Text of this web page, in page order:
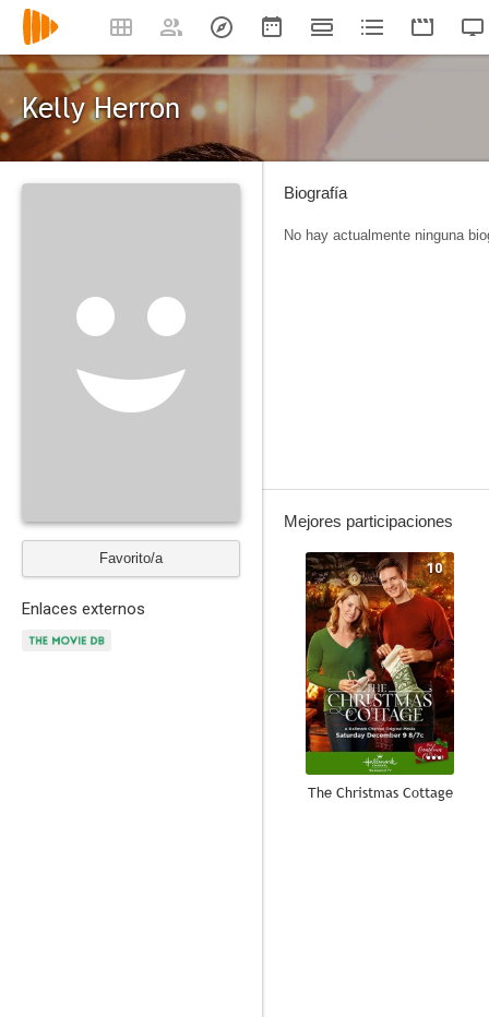
Kelly Herron
Favorito/a
Enlaces externos
Biografía
No hay actualmente ninguna
Mejores participaciones
10
The Christmas Cottage